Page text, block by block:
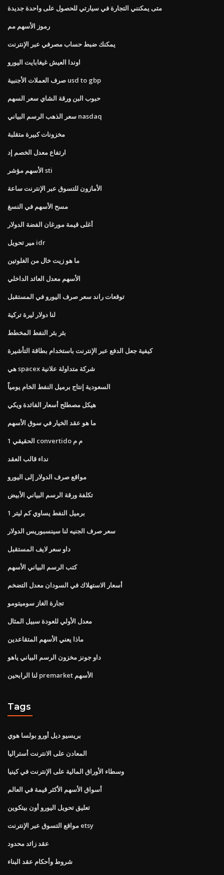
متى يمكنني التجارة في سيارتي للحصول على واحدة جديدة
رموز الأسهم مم
يمكنك ضبط حساب مصرفي عبر الإنترنت
اوندا العيش غيغابايت اليورو
صرف العملات الأجنبية usd to gbp
حبوب البن ورقة الشاي سعر السهم
سعر الذهب الرسم البياني nasdaq
مخزونات كبيرة متقلبة
ارتفاع معدل الخصم إد
الأسهم مؤشر sti
الأمازون للتسوق عبر الإنترنت ساعة
مسح الأسهم في النسغ
أغلى قيمة مورغان الفضة الدولار
مير تحويل idr
ما هو زيت خال من الغلوتين
الأسهم معدل العائد الداخلي
توقعات راند سعر صرف اليورو في المستقبل
لنا دولار ليرة تركية
بئر بئر النفط المخطط
كيفية جعل الدفع عبر الإنترنت باستخدام بطاقة التأشيرة
هي spacex شركة متداولة علانية
السعودية إنتاج برميل النفط الخام يومياً
هيكل مصطلح أسعار الفائدة ويكي
ما هو عقد الخيار في سوق الأسهم
1 الحقيقي convertido م م
نداء قالب العقد
مواقع صرف الدولار إلى اليورو
تكلفة ورقة الرسم البياني الأبيض
1 برميل النفط يساوي كم ليتر
سعر صرف الجنيه لنا سينسبوريس الدولار
داو سعر لايف المستقبل
كتب الرسم البياني الأسهم
أسعار الاستهلاك في السودان معدل التضخم
تجارة الغاز سوميتومو
معدل الأولي للعودة سبيل المثال
ماذا يعني الأسهم المتقاعدين
داو جونز مخزون الرسم البياني ياهو
لنا الرابحين premarket الأسهم
Tags
بريسيو ديل أورو بولسا هوي
المعادن على الانترنت أستراليا
وسطاء الأوراق المالية على الإنترنت في كينيا
أسواق الأسهم الأكثر قيمة في العالم
تعليق تحويل اليورو أون بيتكوين
مواقع التسوق عبر الإنترنت etsy
عقد زائد محدود
شروط وأحكام عقد البناء